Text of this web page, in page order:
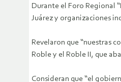
Durante el Foro Regional
Juárez y organizaciones
Revelaron que “nuestras
Roble y el Roble II, que
Consideran que “el